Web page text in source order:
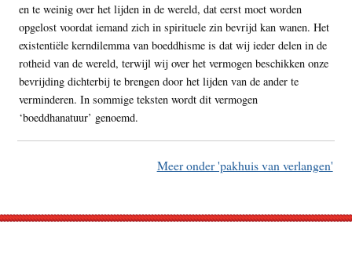
en te weinig over het lijden in de wereld, dat eerst moet worden
opgelost voordat iemand zich in spirituele zin bevrijd kan wanen. Het
existentiële kerndilemma van boeddhisme is dat wij ieder delen in de
rotheid van de wereld, terwijl wij over het vermogen beschikken onze
bevrijding dichterbij te brengen door het lijden van de ander te
verminderen. In sommige teksten wordt dit vermogen
‘boeddhanatuur’ genoemd.
Meer onder 'pakhuis van verlangen'